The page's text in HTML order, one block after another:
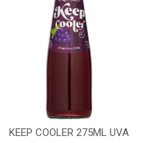
KEEP COOLER 275ML UVA